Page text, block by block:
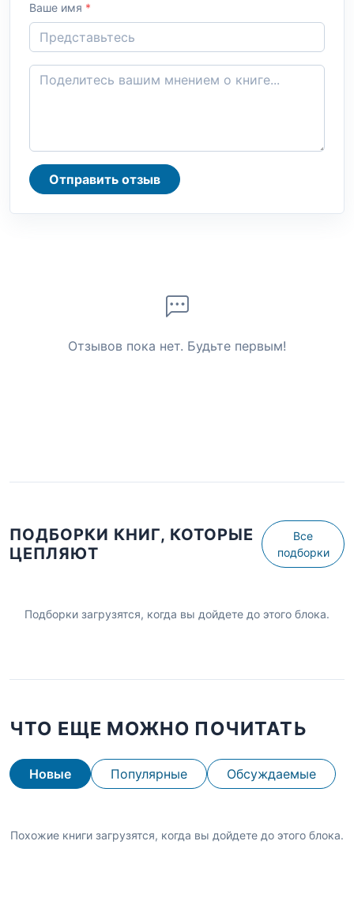
Ваше имя *
Отправить отзыв
Отзывов пока нет. Будьте первым!
ПОДБОРКИ КНИГ, КОТОРЫЕ
ЦЕПЛЯЮТ
Все
подборки
Подборки загрузятся, когда вы дойдете до этого блока.
ЧТО ЕЩЕ МОЖНО ПОЧИТАТЬ
Новые Популярные Обсуждаемые
Похожие книги загрузятся, когда вы дойдете до этого блока.